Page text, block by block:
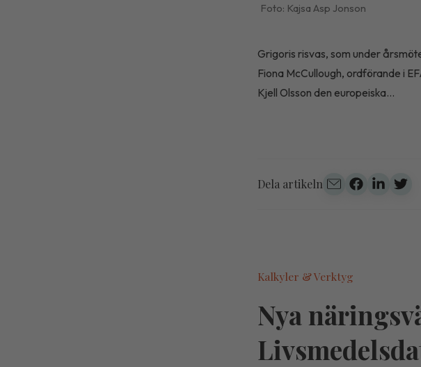
Kajsa Asp Jonson
Grigoris risvas, som under
Fiona McCullough, ordförande i
Kjell Olsson den europeiska...
Dela artikeln
Kalkyler & Verktyg
Nya